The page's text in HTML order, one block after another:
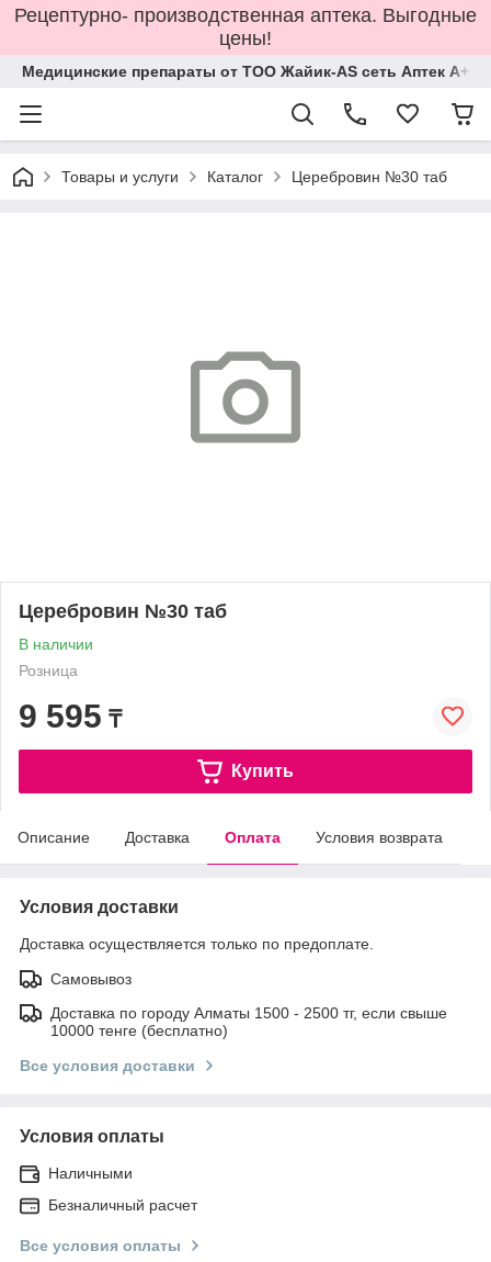
Рецептурно- производственная аптека. Выгодные
цены!
Медицинские препараты от ТОО Жайик-AS сеть Аптек А+
Товары и услуги Каталог Церебровин №30 таб
Церебровин №30 таб
В наличии
Розница
9 595 ₸
Купить
Описание Доставка Оплата Условия возврата
Условия доставки
Доставка осуществляется только по предоплате.
Самовывоз
Доставка по городу Алматы 1500 - 2500 тг, если свыше
10000 тенге (бесплатно)
Все условия доставки
Условия оплаты
Наличными
Безналичный расчет
Все условия оплаты